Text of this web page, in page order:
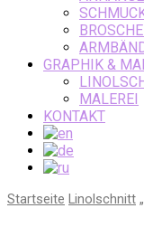
GRAPHIK &
MALEREI
KONTAKT
Startseite Linolschnitt